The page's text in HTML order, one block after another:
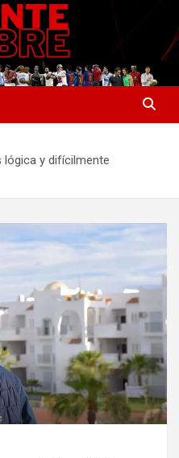
deportivo.
lógica y difícilmente